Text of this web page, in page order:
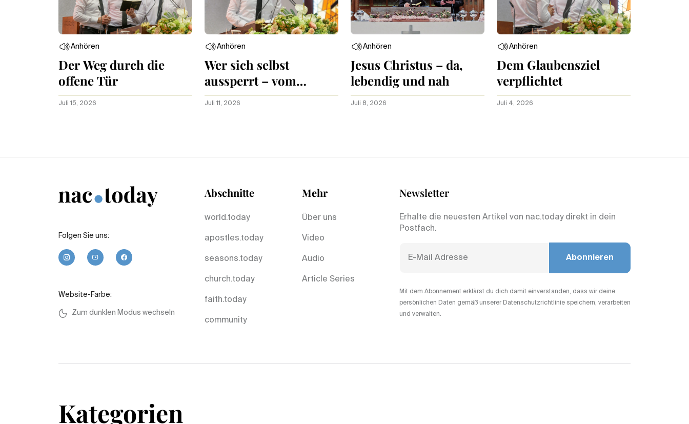
Anhören
Der Weg durch die
offene Tür
Juli 15, 2026
Anhören
Wer sich selbst
aussperrt – vom
Himmel
Juli 11, 2026
Anhören
Jesus Christus – da,
lebendig und nah
Juli 8, 2026
Anhören
Dem Glaubensziel
verpflichtet
Juli 4, 2026
Folgen Sie uns:
Website-Farbe:
Zum dunklen Modus wechseln
Abschnitte
world.today
apostles.today
seasons.today
church.today
faith.today
community
Mehr
Über uns
Video
Audio
Article Series
Newsletter
Erhalte die neuesten Artikel von nac.today direkt in dein
Postfach.
Abonnieren
Mit dem Abonnement erklärst du dich damit einverstanden, dass wir deine
persönlichen Daten gemäß unserer Datenschutzrichtlinie speichern, verarbeiten
und verwalten.
Kategorien